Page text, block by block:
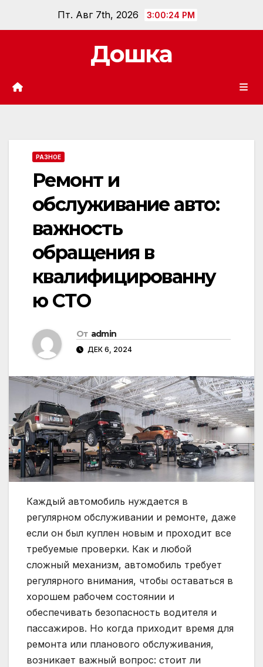
Пт. Авг 7th, 2026 3:00:25 PM
Дошка
РАЗНОЕ
Ремонт и
обслуживание авто:
важность
обращения в
квалифицированну
ю СТО
От admin
ДЕК 6, 2024
Каждый автомобиль нуждается в
регулярном обслуживании и ремонте, даже
если он был куплен новым и проходит все
требуемые проверки. Как и любой
сложный механизм, автомобиль требует
регулярного внимания, чтобы оставаться в
хорошем рабочем состоянии и
обеспечивать безопасность водителя и
пассажиров. Но когда приходит время для
ремонта или планового обслуживания,
возникает важный вопрос: стоит ли